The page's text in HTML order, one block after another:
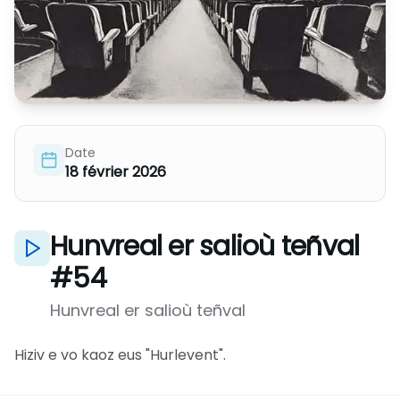
Date
18 février 2026
Hunvreal er salioù teñval
#54
Hunvreal er salioù teñval
Hiziv e vo kaoz eus "Hurlevent".